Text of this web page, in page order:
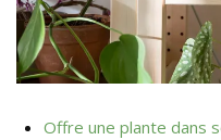
Offre une plante dans